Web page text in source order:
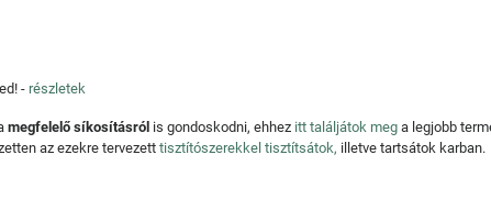
- részletek
megfelelő síkosításról is gondoskodni, ehhez itt találjátok meg a legjobb
az ezekre tervezett tisztítószerekkel tisztítsátok, illetve tartsátok karban.